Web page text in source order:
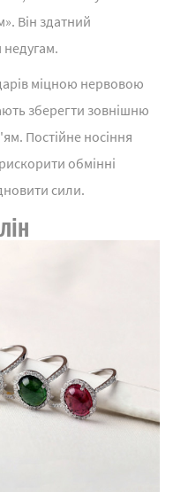
Він здатний
недугам.
міцною нервовою
зберегти зовнішню
Постійне носіння
обмінні
сили.